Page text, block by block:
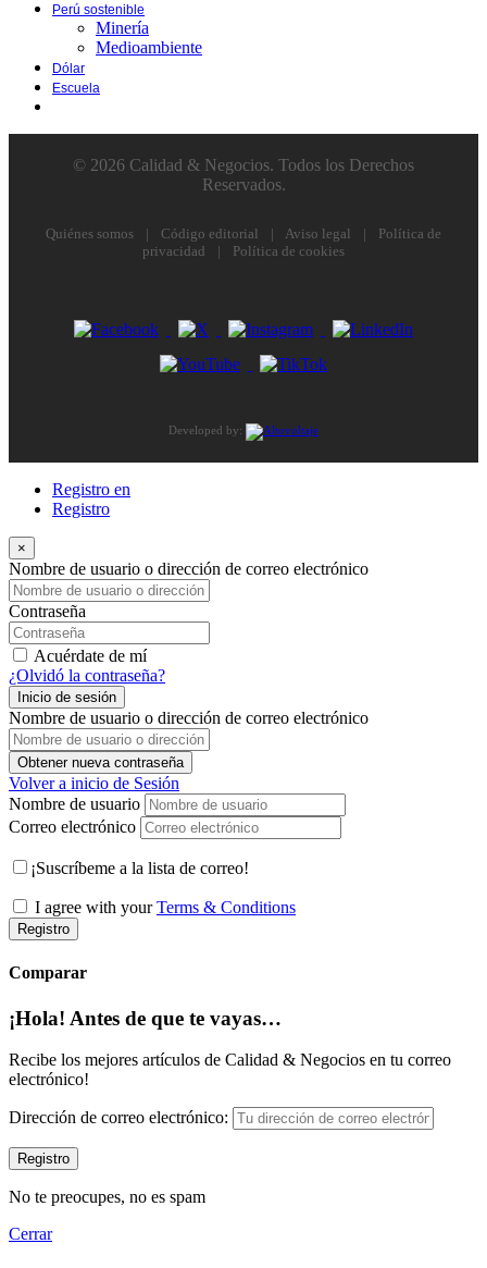
Perú sostenible
Minería
Medioambiente
Dólar
Escuela
© 2026 Calidad & Negocios. Todos los Derechos
Reservados.
Quiénes somos | Código editorial | Aviso legal |
Política de
privacidad
| Política de cookies
Developed by:
Registro en
Registro
×
Nombre de usuario o dirección de correo electrónico
Contraseña
Acuérdate de mí
¿Olvidó la contraseña?
Inicio de sesión
Nombre de usuario o dirección de correo electrónico
Obtener nueva contraseña
Volver a inicio de Sesión
Nombre de usuario
Correo electrónico
¡Suscríbeme a la lista de correo!
I agree with yourTerms & Conditions
Registro
Comparar
¡Hola! Antes de que te vayas…
Recibe los mejores artículos de Calidad & Negocios en tu correo
electrónico!
Dirección de correo electrónico:
No te preocupes, no es spam
Cerrar